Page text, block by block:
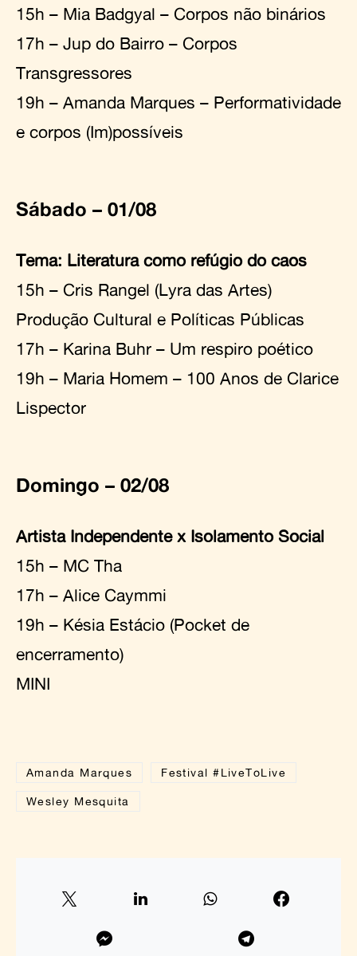
15h – Mia Badgyal – Corpos não binários
17h – Jup do Bairro – Corpos
Transgressores
19h – Amanda Marques – Performatividade
e corpos (Im)possíveis
Sábado – 01/08
Tema: Literatura como refúgio do caos
15h – Cris Rangel (Lyra das Artes)
Produção Cultural e Políticas Públicas
17h – Karina Buhr – Um respiro poético
19h – Maria Homem – 100 Anos de Clarice
Lispector
Domingo – 02/08
Artista Independente x Isolamento Social
15h – MC Tha
17h – Alice Caymmi
19h – Késia Estácio (Pocket de
encerramento)
MINI
Amanda Marques Festival #LiveToLive
Wesley Mesquita